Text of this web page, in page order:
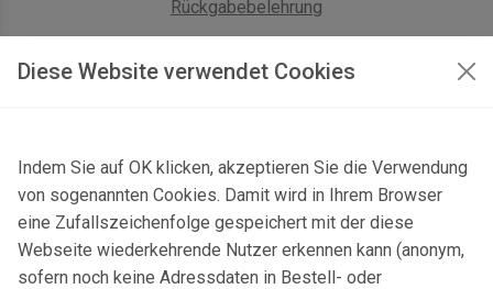
Diese Website verwendet Cookies
Indem Sie auf OK klicken, akzeptieren Sie die Verwendung
von sogenannten Cookies. Damit wird in Ihrem Browser
eine Zufallszeichenfolge gespeichert mit der diese
Webseite wiederkehrende Nutzer erkennen kann (anonym,
sofern noch keine Adressdaten in Bestell- oder
Rückgabebelehrung
Kontaktformular & Anfahrt
Gersbach 10, 74589 Satteldorf, Deutschland
mail@topgeo.com